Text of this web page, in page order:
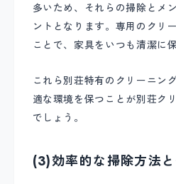
多いため、それらの掃除とメ
ントとなります。専用のクリ
ことで、家具をいつも清潔に
これら別荘特有のクリーニン
適な環境を保つことが別荘ク
でしょう。
(3)効率的な掃除方法